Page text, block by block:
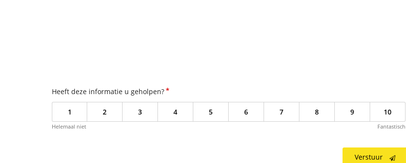
Heeft deze informatie u geholpen?*
1 2 3 4 5 6 7 8 9 10
Helemaal niet Fantastisch
Verstuur